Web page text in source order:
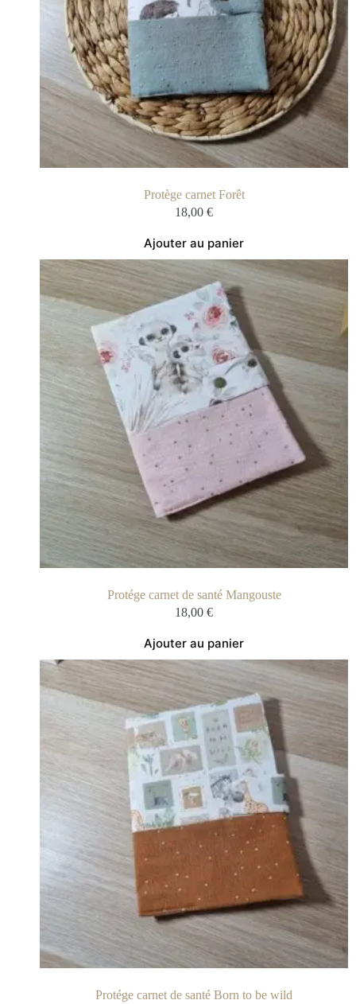
Protège carnet Forêt
18,00 €
Ajouter au panier
Protége carnet de santé Mangouste
18,00 €
Ajouter au panier
Protége carnet de santé Born to be wild